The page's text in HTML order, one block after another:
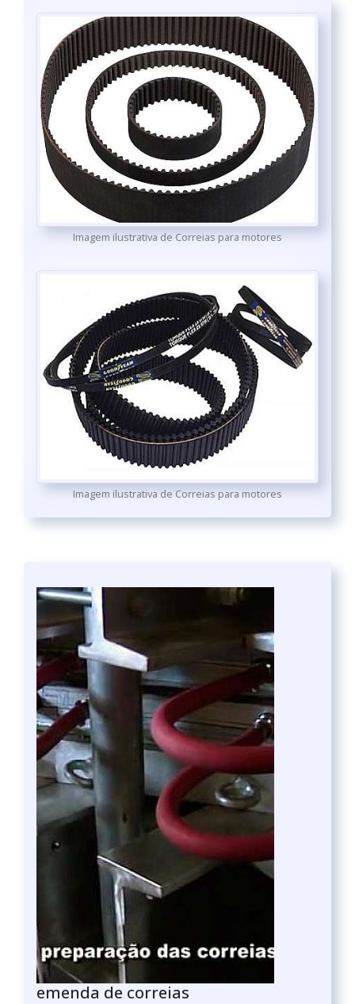
Imagem ilustrativa de Correias para motores
Imagem ilustrativa de Correias para motores
emenda de correias